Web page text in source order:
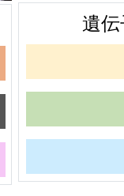
遺